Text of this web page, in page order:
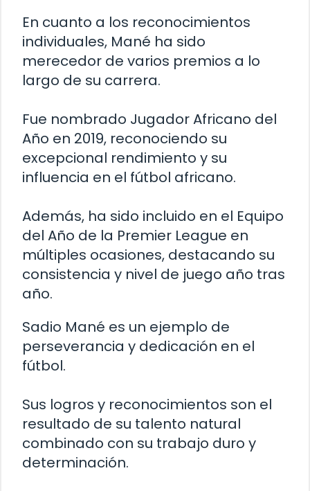
En cuanto a los reconocimientos
individuales, Mané ha sido
merecedor de varios premios a lo
largo de su carrera.
Fue nombrado Jugador Africano del
Año en 2019, reconociendo su
excepcional rendimiento y su
influencia en el fútbol africano.
Además, ha sido incluido en el Equipo
del Año de la Premier League en
múltiples ocasiones, destacando su
consistencia y nivel de juego año tras
año.
Sadio Mané es un ejemplo de
perseverancia y dedicación en el
fútbol.
Sus logros y reconocimientos son el
resultado de su talento natural
combinado con su trabajo duro y
determinación.